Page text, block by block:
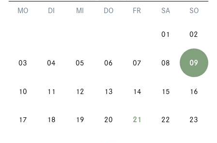
MO DI MI DO FR SA SO
01 02
03 04 05 06 07 08 09
10 11 12 13 14 15 16
17 18 19 20 21 22 23